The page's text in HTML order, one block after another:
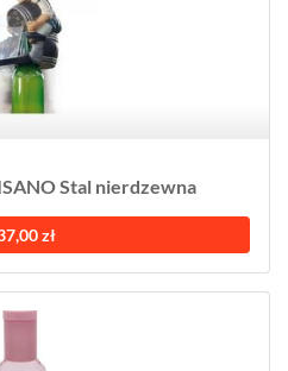
Stal nierdzewna
zł